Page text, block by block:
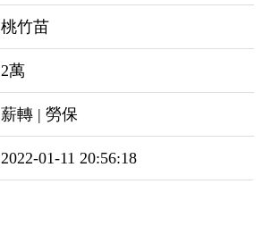
桃竹苗
2萬
薪轉 | 勞保
2022-01-11 20:56:18